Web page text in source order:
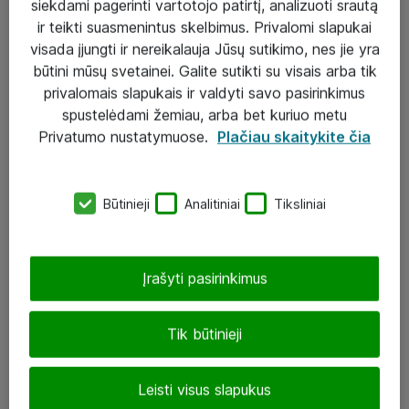
Sprendimai ir paslaugos
Paslaugos
Įgyvendinti projektai
J. Rutkausko g. 6, Vilnius
siekdami pagerinti vartotojo patirtį, analizuoti srautą
ir teikti suasmenintus skelbimus. Privalomi slapukai
visada įjungti ir nereikalauja Jūsų sutikimo, nes jie yra
būtini mūsų svetainei. Galite sutikti su visais arba tik
privalomais slapukais ir valdyti savo pasirinkimus
spustelėdami žemiau, arba bet kuriuo metu
Privatumo nustatymuose. Plačiau skaitykite čia
Būtinieji Analitiniai Tiksliniai
Tik būtinieji
Leisti visus slapukus
Įrašyti pasirinkimus